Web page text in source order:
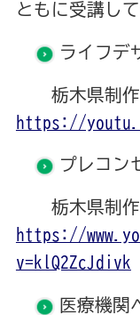
ともに受講し
ライフデ
栃木県制作
https://
プレコン
栃木県制作
https://
v=klQ2ZcJdivk
医療機関